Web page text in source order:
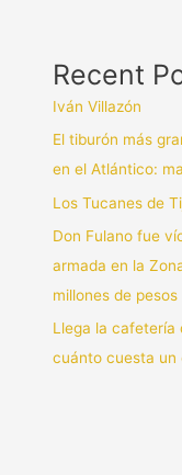
Recent
Iván Villazón
El tiburón más
en el Atlántico:
Los Tucanes de
Don Fulano fue
armada en la
millones de pesos
Llega la cafetería
cuánto cuesta un